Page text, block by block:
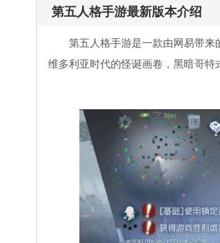
第五人格手游最新版本介绍
第五人格手游是一款由网易带
维多利亚时代的怪诞画卷，黑暗哥